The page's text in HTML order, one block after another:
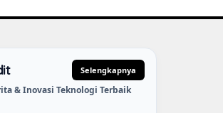
Selengkapnya
& Inovasi Teknologi Terbaik